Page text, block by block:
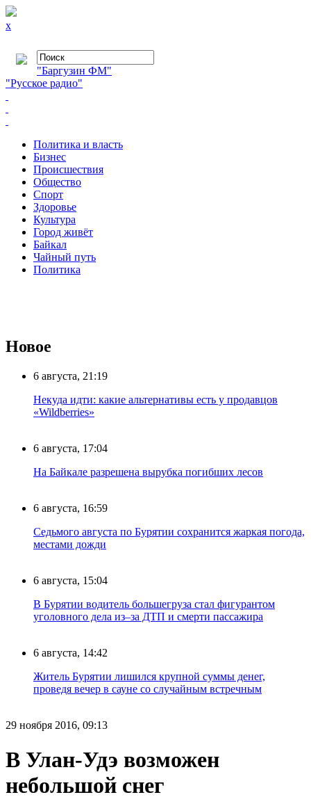
x
"Баргузин ФМ"
"Русское радио"
Политика и власть
Бизнес
Происшествия
Общество
Cпорт
Здоровье
Культура
Город живёт
Байкал
Чайный путь
Политика
Новое
6 августа, 21:19
Некуда идти: какие альтернативы есть у продавцов
«Wildberries»
6 августа, 17:04
На Байкале разрешена вырубка погибших лесов
6 августа, 16:59
Седьмого августа по Бурятии сохранится жаркая погода,
местами дожди
6 августа, 15:04
В Бурятии водитель большегруза стал фигурантом
уголовного дела из–за ДТП и смерти пассажира
6 августа, 14:42
Житель Бурятии лишился крупной суммы денег,
проведя вечер в сауне со случайным встречным
29 ноября 2016, 09:13
В Улан-Удэ возможен
небольшой снег